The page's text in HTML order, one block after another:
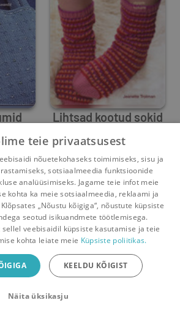
Lihtsad kootud sokid
0 13
Sõnumid Teated Konto
mobiiliäpp
veelgi mugavamalt!
teie privaatsusest
nõuetekohaseks toimimiseks, sisu ja
sotsiaalmeedia funktsioonide
analüüsimiseks. Jagame teie infot meie
kohta ka meie sotsiaalmeedia, reklaami ja
„Nõustu kõigiga“, nõustute küpsiste
seotud isikuandmete töötlemisega.
veebisaidil küpsiste kasutamise ja teie
kohta leiate meie Küpsiste poliitikas.
KEELDU KÕIGIST
Näita üksikasju